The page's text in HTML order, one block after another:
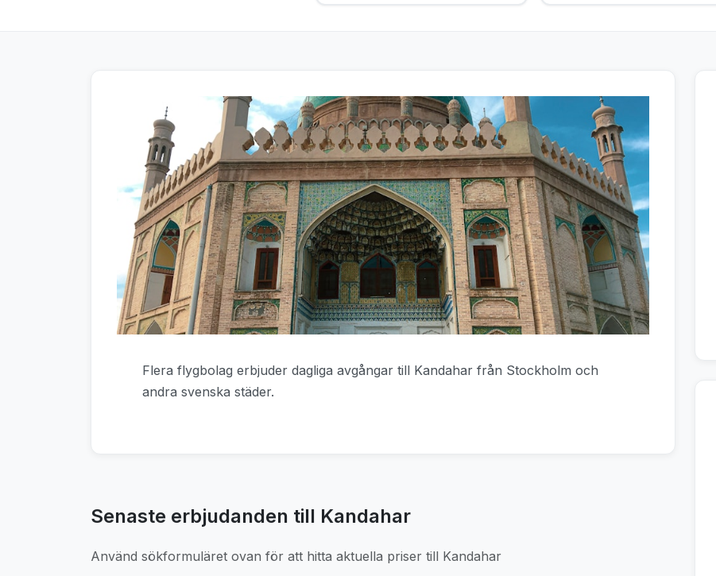
Flera flygbolag erbjuder dagliga avgångar till Kandahar från Stockholm och
andra svenska städer.
Senaste erbjudanden till Kandahar
Använd sökformuläret ovan för att hitta aktuella priser till Kandahar